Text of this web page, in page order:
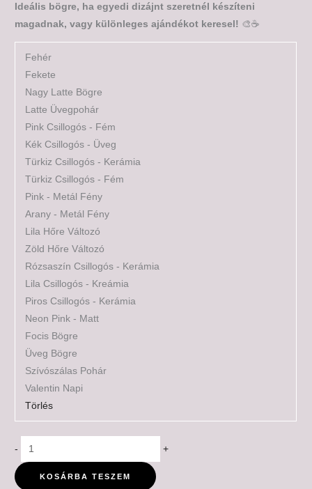
Ideális bögre, ha egyedi dizájnt szeretnél készíteni
magadnak, vagy különleges ajándékot keresel! 🎨☕
Fehér
Fekete
Nagy Latte Bögre
Latte Üvegpohár
Pink Csillogós - Fém
Kék Csillogós - Üveg
Türkiz Csillogós - Kerámia
Türkiz Csillogós - Fém
Pink - Metál Fény
Arany - Metál Fény
Lila Hőre Változó
Zöld Hőre Változó
Rózsaszín Csillogós - Kerámia
Lila Csillogós - Kreámia
Piros Csillogós - Kerámia
Neon Pink - Matt
Focis Bögre
Üveg Bögre
Szívószálas Pohár
Valentin Napi
Törlés
- +
KOSÁRBA TESZEM